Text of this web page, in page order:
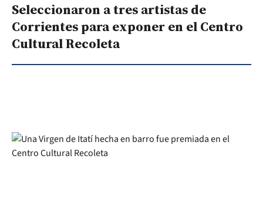
Seleccionaron a tres artistas de
Corrientes para exponer en el Centro
Cultural Recoleta